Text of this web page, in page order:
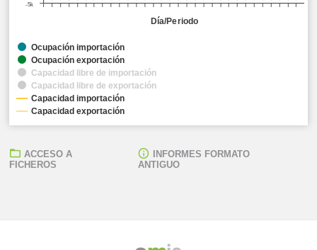
Día/Periodo
-5k
Ocupación importación
Ocupación exportación
Capacidad libre de importación
Capacidad libre de exportación
Capacidad importación
Capacidad exportación
ACCESO A
FICHEROS
INFORMES FORMATO
ANTIGUO